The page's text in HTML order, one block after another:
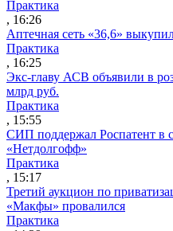
Практика
, 16:26
Аптечная сеть «36,6»
Практика
, 16:25
Экс-главу АСВ объявили в
млрд руб.
Практика
, 15:55
СИП поддержал Роспатент в
«Нетдолгофф»
Практика
, 15:17
Третий аукцион по
«Макфы» провалился
Практика